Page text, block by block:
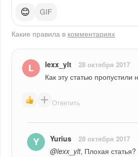
😊
Какие правила в комментариях
lexx_ylt 28 октября 2017
Как эту статью пропустили
Ответить
Yurius 28 октября 2017
@lexx_ylt, Плохая статья?